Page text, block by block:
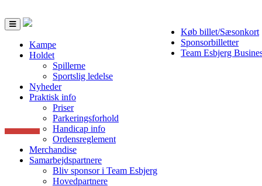
Køb billet/Sæsonkort
Sponsorbilletter
Team Esbjerg
Toggle
navigation
Kampe
Holdet
Spillerne
Sportslig ledelse
Nyheder
Praktisk info
Priser
Parkeringsforhold
Handicap info
Ordensreglement
Merchandise
Samarbejdspartnere
Bliv sponsor i Team Esbjerg
Hovedpartnere